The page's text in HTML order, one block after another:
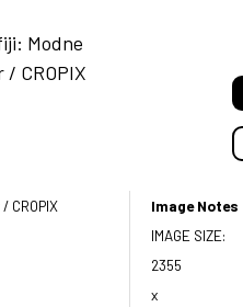
Modne
CROPIX
CROPIX
Image Notes
IMAGE SIZE:
2355
x